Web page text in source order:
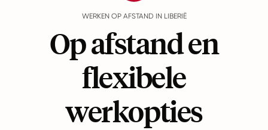
WERKEN OP AFSTAND IN LIBERIË
Op afstand en
flexibele
werkopties